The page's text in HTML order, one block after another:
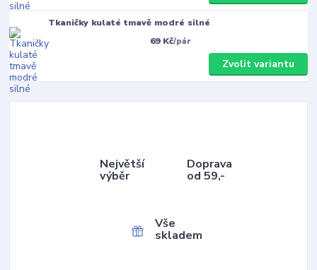
Tkaničky kulaté tmavě modré silné
69 Kč/pár
Zvolit variantu
Největší
výběr
Doprava
od 59,-
Vše
skladem